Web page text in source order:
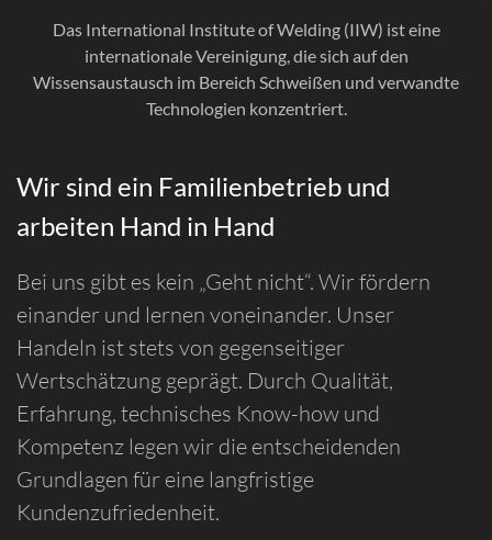
Das International Institute of Welding (IIW) ist eine
internationale Vereinigung, die sich auf den
Wissensaustausch im Bereich Schweißen und verwandte
Technologien konzentriert.
Wir sind ein Familienbetrieb und
arbeiten Hand in Hand
Bei uns gibt es kein „Geht nicht“. Wir fördern
einander und lernen voneinander. Unser
Handeln ist stets von gegenseitiger
Wertschätzung geprägt. Durch Qualität,
Erfahrung, technisches Know-how und
Kompetenz legen wir die entscheidenden
Grundlagen für eine langfristige
Kundenzufriedenheit.